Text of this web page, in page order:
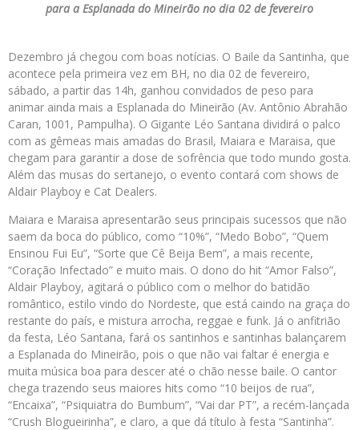
para a Esplanada do Mineirão no dia 02 de fevereiro
Dezembro já chegou com boas notícias. O Baile da Santinha, que
acontece pela primeira vez em BH, no dia 02 de fevereiro,
sábado, a partir das 14h, ganhou convidados de peso para
animar ainda mais a Esplanada do Mineirão (Av. Antônio Abrahão
Caran, 1001, Pampulha). O Gigante Léo Santana dividirá o palco
com as gêmeas mais amadas do Brasil, Maiara e Maraisa, que
chegam para garantir a dose de sofrência que todo mundo gosta.
Além das musas do sertanejo, o evento contará com shows de
Aldair Playboy e Cat Dealers.
Maiara e Maraisa apresentarão seus principais sucessos que não
saem da boca do público, como “10%”, “Medo Bobo”, “Quem
Ensinou Fui Eu”, “Sorte que Cê Beija Bem”, a mais recente,
“Coração Infectado” e muito mais. O dono do hit “Amor Falso”,
Aldair Playboy, agitará o público com o melhor do batidão
romântico, estilo vindo do Nordeste, que está caindo na graça do
restante do país, e mistura arrocha, reggae e funk. Já o anfitrião
da festa, Léo Santana, fará os santinhos e santinhas balançarem
a Esplanada do Mineirão, pois o que não vai faltar é energia e
muita música boa para descer até o chão nesse baile. O cantor
chega trazendo seus maiores hits como “10 beijos de rua”,
“Encaixa”, “Psiquiatra do Bumbum”, “Vai dar PT”, a recém-lançada
“Crush Blogueirinha”, e claro, a que dá título à festa “Santinha”.